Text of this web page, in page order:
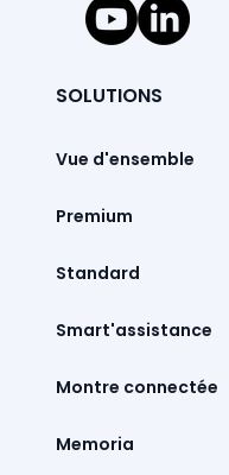
SOLUTIONS
Vue d'ensemble
Premium
Standard
Smart'assistance
Montre connectée
Memoria